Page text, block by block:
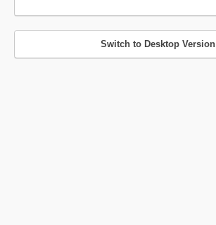
Switch to Desktop Version